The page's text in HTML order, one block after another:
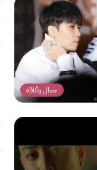
جمال وأناقة